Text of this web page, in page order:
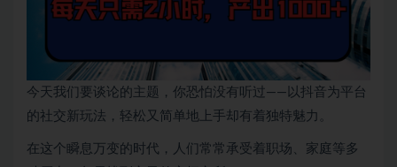
今天我们要谈论的主题，你恐怕没有听过——以抖音为平台
的社交新玩法，轻松又简单地上手却有着独特魅力。
在这个瞬息万变的时代，人们常常承受着职场、家庭等多